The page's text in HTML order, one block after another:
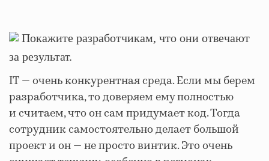
Покажите разработчикам, что они отвечают
за результат.
IT — очень конкурентная среда. Если мы берем
разработчика, то доверяем ему полностью
и считаем, что он сам придумает код. Тогда
сотрудник самостоятельно делает большой
проект и он — не просто винтик. Это очень